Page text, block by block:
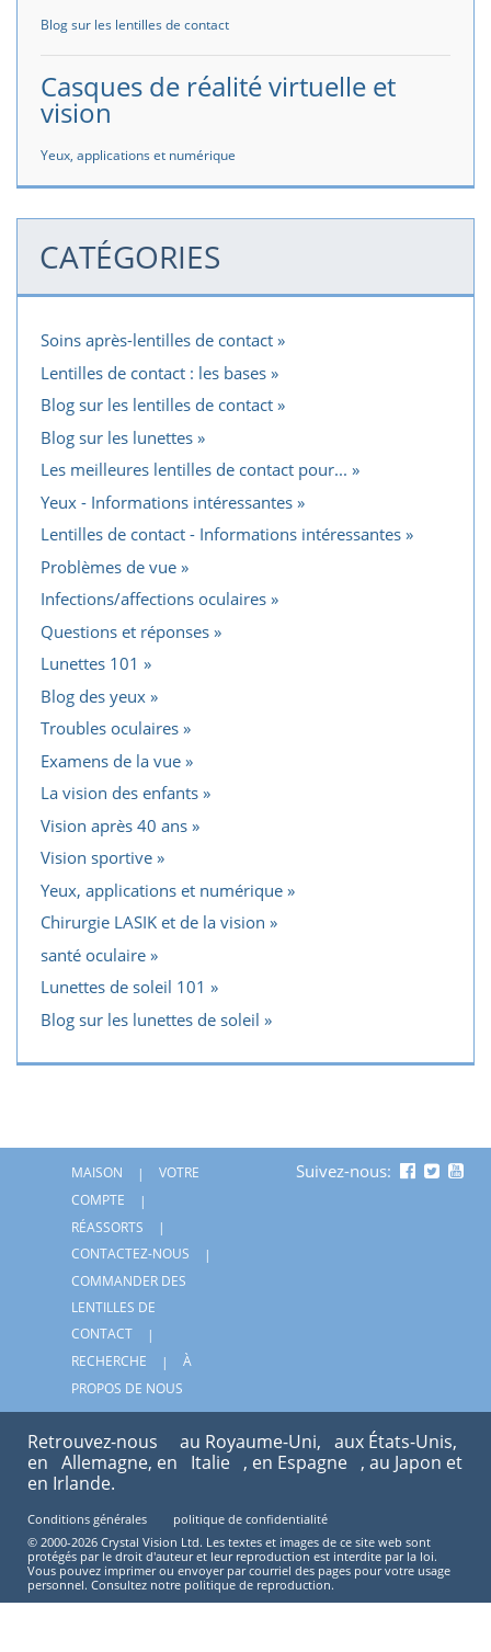
Blog sur les lentilles de contact
Casques de réalité virtuelle et
vision
Yeux, applications et numérique
CATÉGORIES
Soins après-lentilles de contact
Lentilles de contact : les bases
Blog sur les lentilles de contact
Blog sur les lunettes
Les meilleures lentilles de contact pour...
Yeux - Informations intéressantes
Lentilles de contact - Informations intéressantes
Problèmes de vue
Infections/affections oculaires
Questions et réponses
Lunettes 101
Blog des yeux
Troubles oculaires
Examens de la vue
La vision des enfants
Vision après 40 ans
Vision sportive
Yeux, applications et numérique
Chirurgie LASIK et de la vision
santé oculaire
Lunettes de soleil 101
Blog sur les lunettes de soleil
MAISON
VOTRE
COMPTE
RÉASSORTS
CONTACTEZ-NOUS
COMMANDER DES
LENTILLES DE
CONTACT
RECHERCHE
À
PROPOS DE NOUS
Suivez-nous:
Retrouvez-nous au Royaume-Uni, aux États-Unis,
en Allemagne, en Italie , en Espagne , au Japon et
en Irlande.
Conditions générales
politique de confidentialité
© 2000-2026 Crystal Vision Ltd. Les textes et images de ce site web sont
protégés par le droit d'auteur et leur reproduction est interdite par la loi.
Vous pouvez imprimer ou envoyer par courriel des pages pour votre usage
personnel. Consultez notre politique de reproduction.